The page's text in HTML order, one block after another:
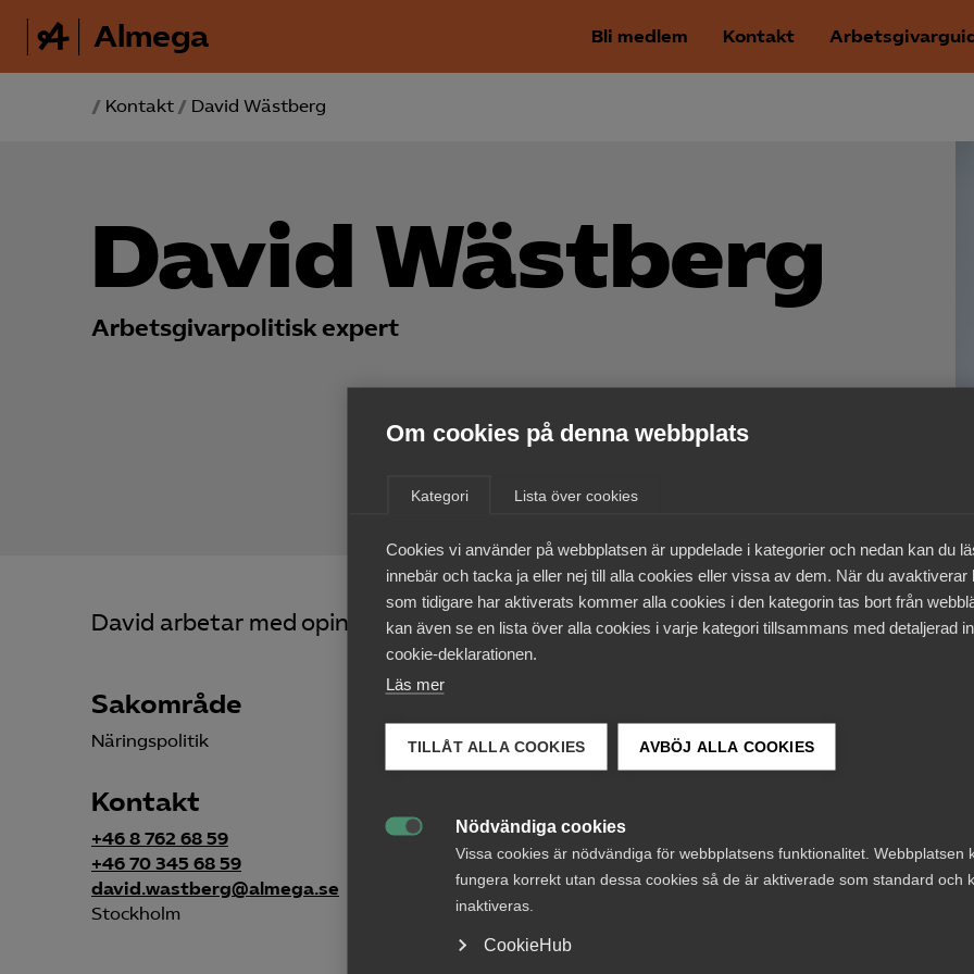
Om cookies på denna webbplats
Kategori Lista över cookies
Cookies vi använder på webbplatsen är uppdelade i kategorier och nedan kan du
innebär och tacka ja eller nej till alla cookies eller vissa av dem. När du avaktiverar
som tidigare har aktiverats kommer alla cookies i den kategorin tas bort från
kan även se en lista över alla cookies i varje kategori tillsammans med detaljerad
cookie-deklarationen.
Läs mer
TILLÅT ALLA COOKIES AVBÖJ ALLA COOKIES
Nödvändiga cookies
Vissa cookies är nödvändiga för webbplatsens funktionalitet. Webbplatsen
fungera korrekt utan dessa cookies så de är aktiverade som standard och
inaktiveras.
CookieHub
Almega Bli medlem Kontakt
/ Kontakt / David Wästberg
David Wästberg
Arbetsgivarpolitisk expert
David arbetar med opinion och påverkan på enheten för näringspolitik.
Sakområde
Näringspolitik
Kontakt
+46 8 762 68 59
+46 70 345 68 59
david.wastberg@almega.se
Stockholm